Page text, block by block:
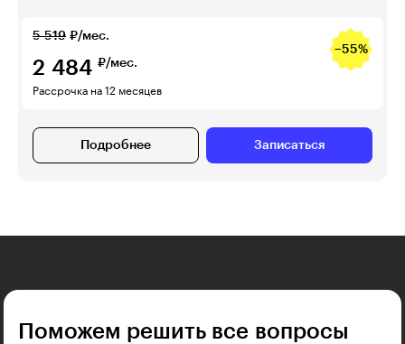
5 519 ₽/мес.
−55%
2 484 ₽/мес.
Рассрочка на 12 месяцев
Подробнее Записаться
Поможем решить все вопросы